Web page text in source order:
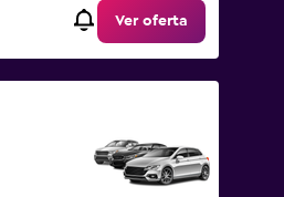
Ver oferta